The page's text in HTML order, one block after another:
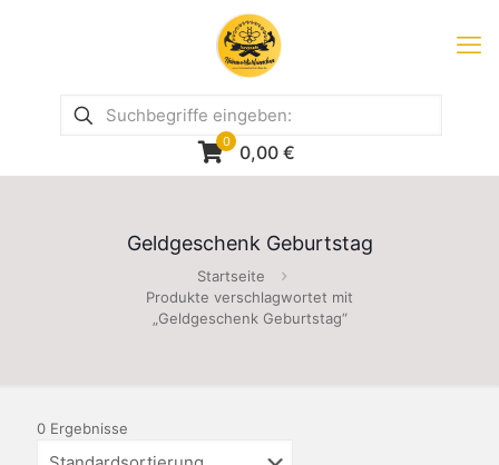
0 0,00 €
Geldgeschenk Geburtstag
Startseite
Produkte verschlagwortet mit
„Geldgeschenk Geburtstag“
0 Ergebnisse